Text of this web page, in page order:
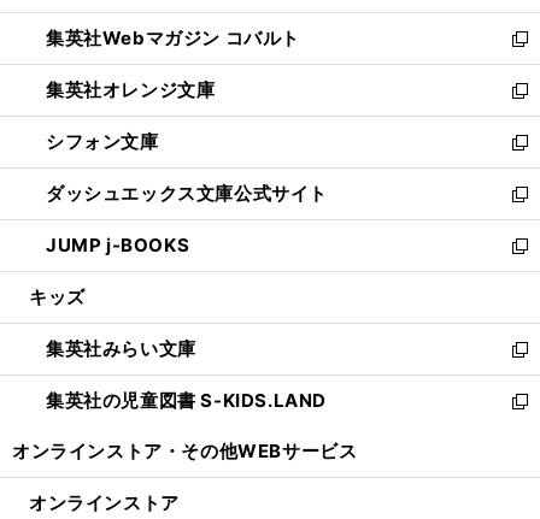
開
く
ウ
で
開
く
ン
ド
ウ
で
開
く
ウ
ィ
ン
ド
ウ
で
開
く
集英社Webマガジン コバルト
新
し
い
ウ
ィ
ン
ド
ウ
で
開
集英社オレンジ文庫
新
し
い
ウ
ィ
ン
ド
ウ
開
く
シフォン文庫
新
し
い
ウ
ィ
ン
ウ
で
開
く
ダッシュエックス文庫公式サイト
新
し
い
ウ
ン
ド
ウ
で
JUMP j-BOOKS
新
し
ウ
ィ
ン
ド
開
キッズ
集英社みらい文庫
新
し
い
ン
集英社の児童図書 S-KIDS.LAND
新
ウ
オンラインストア・ その他WEBサービス
オンラインストア